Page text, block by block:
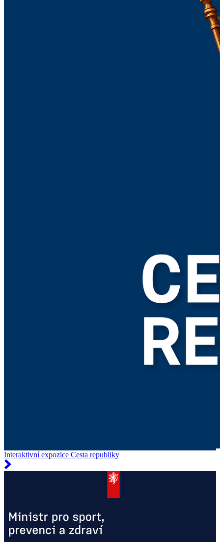
Interaktivní expozice Cesta republiky